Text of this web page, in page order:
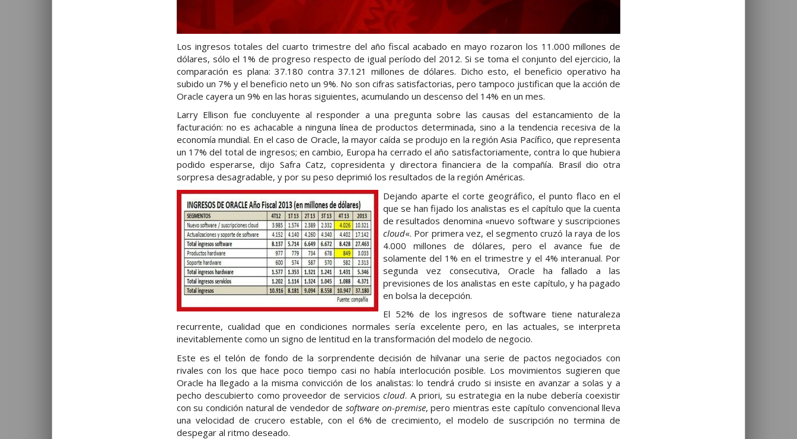
Los ingresos totales del cuarto trimestre del año fiscal acabado en mayo rozaron los 11.000 millones de
dólares, sólo el 1% de progreso respecto de igual período del 2012. Si se toma el conjunto del ejercicio, la
comparación es plana: 37.180 contra 37.121 millones de dólares. Dicho esto, el beneficio operativo ha
subido un 7% y el beneficio neto un 9%. No son cifras satisfactorias, pero tampoco justifican que la acción de
Oracle cayera un 9% en las horas siguientes, acumulando un descenso del 14% en un mes.
Larry Ellison fue concluyente al responder a una pregunta sobre las causas del estancamiento de la
facturación: no es achacable a ninguna línea de productos determinada, sino a la tendencia recesiva de la
economía mundial. En el caso de Oracle, la mayor caída se produjo en la región Asia Pacífico, que representa
un 17% del total de ingresos; en cambio, Europa ha cerrado el año satisfactoriamente, contra lo que hubiera
podido esperarse, dijo Safra Catz, copresidenta y directora financiera de la compañía. Brasil dio otra
sorpresa desagradable, y por su peso deprimió los resultados de la región Américas.
Dejando aparte el corte geográfico, el punto flaco en el
que se han fijado los analistas es el capítulo que la cuenta
de resultados denomina «nuevo software y suscripciones
cloud«. Por primera vez, el segmento cruzó la raya de los
4.000 millones de dólares, pero el avance fue de
solamente del 1% en el trimestre y el 4% interanual. Por
segunda vez consecutiva, Oracle ha fallado a las
previsiones de los analistas en este capítulo, y ha pagado
en bolsa la decepción.
El 52% de los ingresos de software tiene naturaleza
recurrente, cualidad que en condiciones normales sería excelente pero, en las actuales, se interpreta
inevitablemente como un signo de lentitud en la transformación del modelo de negocio.
Este es el telón de fondo de la sorprendente decisión de hilvanar una serie de pactos negociados con
rivales con los que hace poco tiempo casi no había interlocución posible. Los movimientos sugieren que
Oracle ha llegado a la misma convicción de los analistas: lo tendrá crudo si insiste en avanzar a solas y a
pecho descubierto como proveedor de servicios cloud. A priori, su estrategia en la nube debería coexistir
con su condición natural de vendedor de software on-premise, pero mientras este capítulo convencional lleva
una velocidad de crucero estable, con el 6% de crecimiento, el modelo de suscripción no termina de
despegar al ritmo deseado.